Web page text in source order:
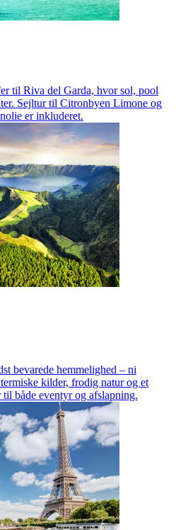
til Riva del Garda, hvor sol, pool
Sejltur til Citronbyen Limone og
er inkluderet.
bevarede hemmelighed – ni
kilder, frodig natur og et
både eventyr og afslapning.